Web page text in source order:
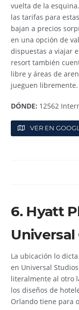
vuelta de la
las tarifas para
bajan a precios
en una opción de
dispuestas a viajar
resort también
libre y áreas de
jueguen libremente.
DÓNDE: 12562
VER EN
6. Hyatt
La ubicación lo
en Universal
literalmente al otro
los diseños de
Orlando tiene para